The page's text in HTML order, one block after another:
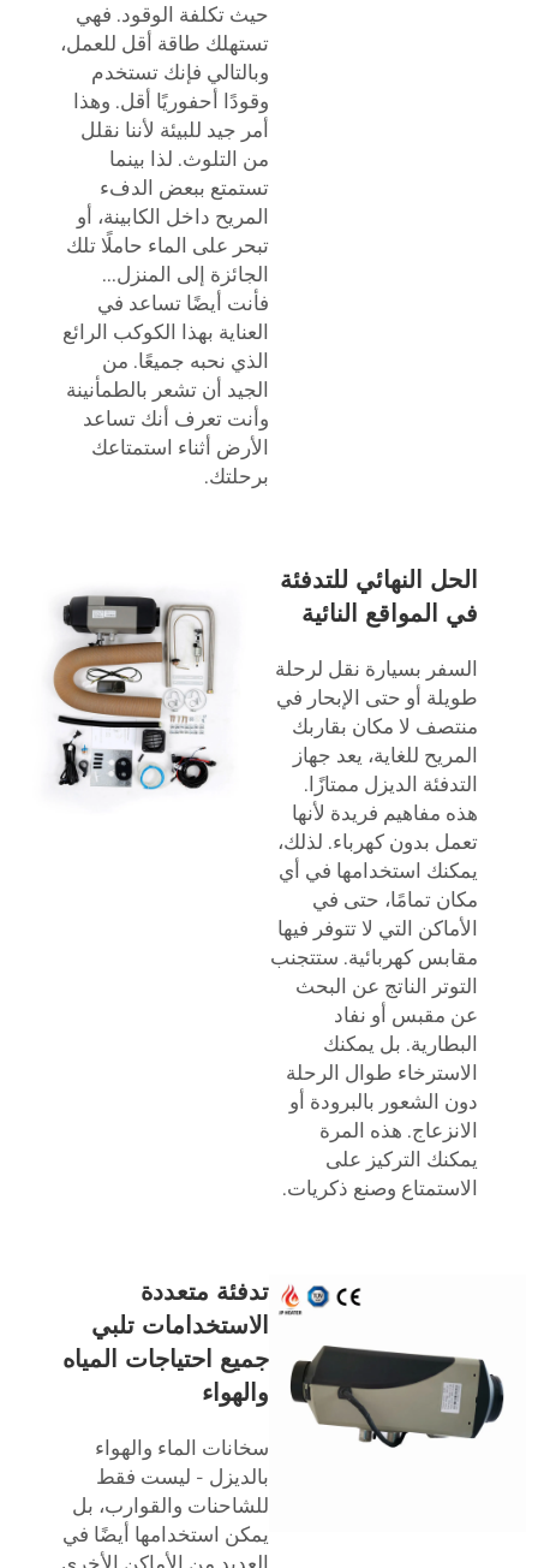
حيث تكلفة الوقود. فهي
تستهلك طاقة أقل للعمل،
وبالتالي فإنك تستخدم
وقودًا أحفوريًا أقل. وهذا
أمر جيد للبيئة لأننا نقلل
من التلوث. لذا بينما
تستمتع ببعض الدفء
المريح داخل الكابينة، أو
تبحر على الماء حاملًا تلك
الجائزة إلى المنزل...
فأنت أيضًا تساعد في
العناية بهذا الكوكب الرائع
الذي نحبه جميعًا. من
الجيد أن تشعر بالطمأنينة
وأنت تعرف أنك تساعد
الأرض أثناء استمتاعك
برحلتك.
الحل النهائي للتدفئة
في المواقع النائية
السفر بسيارة نقل لرحلة
طويلة أو حتى الإبحار في
منتصف لا مكان بقاربك
المريح للغاية، يعد جهاز
التدفئة الديزل ممتازًا.
هذه مفاهيم فريدة لأنها
تعمل بدون كهرباء. لذلك،
يمكنك استخدامها في أي
مكان تمامًا، حتى في
الأماكن التي لا تتوفر فيها
مقابس كهربائية. ستتجنب
التوتر الناتج عن البحث
عن مقبس أو نفاد
البطارية. بل يمكنك
الاسترخاء طوال الرحلة
دون الشعور بالبرودة أو
الانزعاج. هذه المرة
يمكنك التركيز على
الاستمتاع وصنع ذكريات.
تدفئة متعددة
الاستخدامات تلبي
جميع احتياجات المياه
والهواء
سخانات الماء والهواء
بالديزل - ليست فقط
للشاحنات والقوارب، بل
يمكن استخدامها أيضًا في
العديد من الأماكن الأخرى